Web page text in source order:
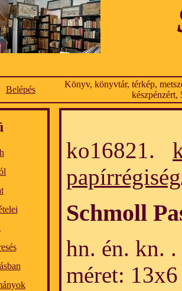
Belépés
Könyv, könyvtár, térkép,
készpénzért,
ko16821.
papírrégiség
Schmoll
hn. én. kn.
méret: